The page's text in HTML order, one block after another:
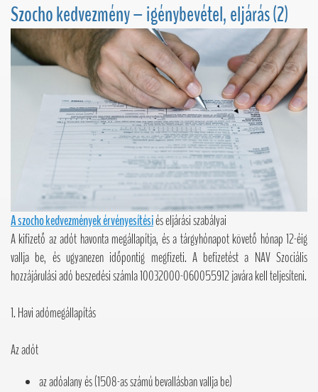
Szocho kedvezmény – igénybevétel, eljárás (2)
A szocho kedvezmények érvényesítésiés eljárási szabályai
A kifizető az adót havonta megállapítja, és a tárgyhónapot követő hónap 12-éig
vallja be, és ugyanezen időpontig megfizeti. A befizetést a NAV Szociális
hozzájárulási adó beszedési számla 10032000-060055912 javára kell teljesíteni.
1. Havi adómegállapítás
Az adót
az adóalany és (1508-as számú bevallásban vallja be)